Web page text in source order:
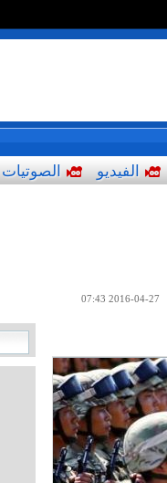
الفيديو الصوتيات
2016-04-27 07:43